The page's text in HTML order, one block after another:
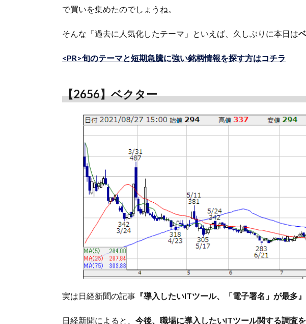
で買いを集めたのでしょうね。
そんな「過去に人気化したテーマ」といえば、久しぶりに本日は
<PR>旬のテーマと短期急騰に強い銘柄情報を探す方はコチラ
【2656】ベクター
実は日経新聞の記事 『導入したいITツール、「電子署名」が最多』
日経新聞によると、 今後、職場に導入したいITツール関する調査